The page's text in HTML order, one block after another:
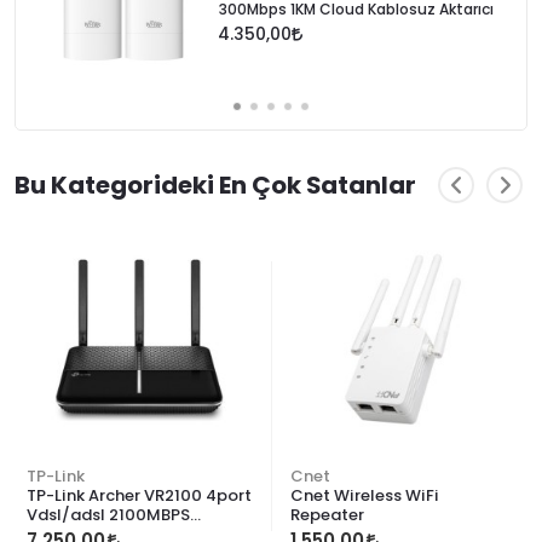
300Mbps 1KM Cloud Kablosuz Aktarıcı
4.350,00
Bu Kategorideki En Çok Satanlar
TP-Link
TP-Link Archer VR2100 4port
Vdsl/adsl 2100MBPS
Modem Router
Cnet
Cnet Wireless WiFi
Repeater